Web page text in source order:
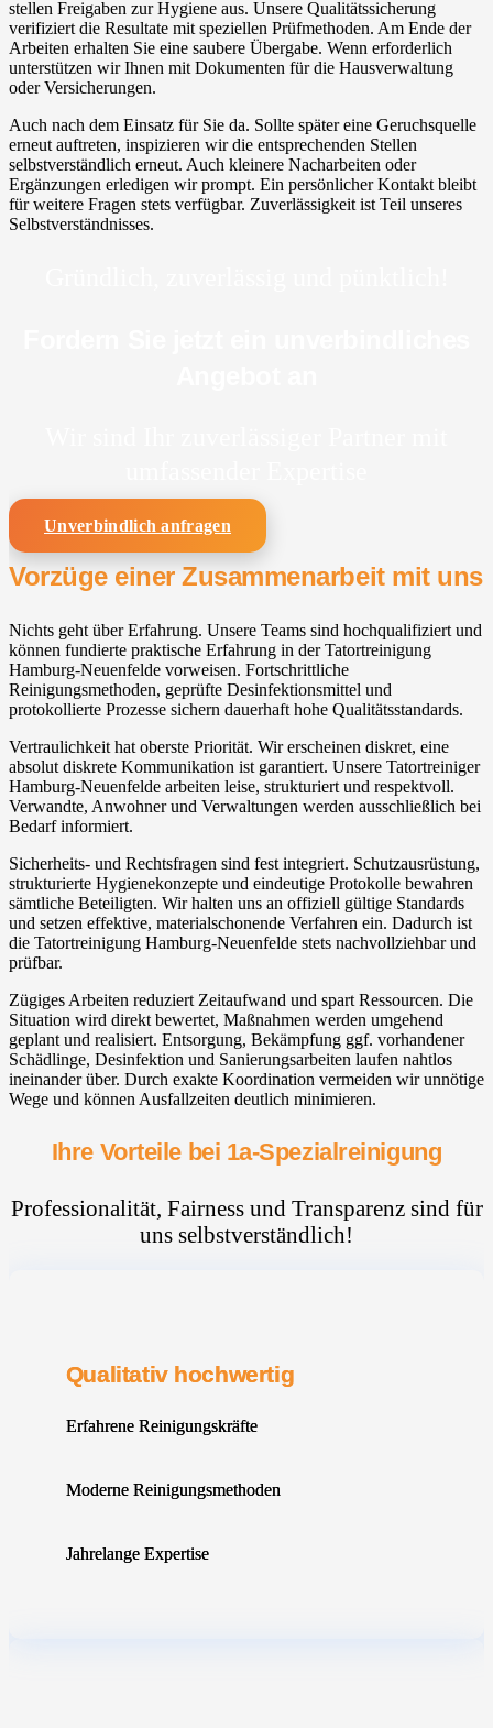
stellen Freigaben zur Hygiene aus. Unsere Qualitätssicherung
verifiziert die Resultate mit speziellen Prüfmethoden. Am Ende der
Arbeiten erhalten Sie eine saubere Übergabe. Wenn erforderlich
unterstützen wir Ihnen mit Dokumenten für die Hausverwaltung
oder Versicherungen.
Auch nach dem Einsatz für Sie da. Sollte später eine Geruchsquelle
erneut auftreten, inspizieren wir die entsprechenden Stellen
selbstverständlich erneut. Auch kleinere Nacharbeiten oder
Ergänzungen erledigen wir prompt. Ein persönlicher Kontakt bleibt
für weitere Fragen stets verfügbar. Zuverlässigkeit ist Teil unseres
Selbstverständnisses.
Unverbindlich anfragen
Vorzüge einer Zusammenarbeit mit uns
Nichts geht über Erfahrung. Unsere Teams sind hochqualifiziert und
können fundierte praktische Erfahrung in der Tatortreinigung
Hamburg-Neuenfelde vorweisen. Fortschrittliche
Reinigungsmethoden, geprüfte Desinfektionsmittel und
protokollierte Prozesse sichern dauerhaft hohe Qualitätsstandards.
Vertraulichkeit hat oberste Priorität. Wir erscheinen diskret, eine
absolut diskrete Kommunikation ist garantiert. Unsere Tatortreiniger
Hamburg-Neuenfelde arbeiten leise, strukturiert und respektvoll.
Verwandte, Anwohner und Verwaltungen werden ausschließlich bei
Bedarf informiert.
Sicherheits- und Rechtsfragen sind fest integriert. Schutzausrüstung,
strukturierte Hygienekonzepte und eindeutige Protokolle bewahren
sämtliche Beteiligten. Wir halten uns an offiziell gültige Standards
und setzen effektive, materialschonende Verfahren ein. Dadurch ist
die Tatortreinigung Hamburg-Neuenfelde stets nachvollziehbar und
prüfbar.
Zügiges Arbeiten reduziert Zeitaufwand und spart Ressourcen. Die
Situation wird direkt bewertet, Maßnahmen werden umgehend
geplant und realisiert. Entsorgung, Bekämpfung ggf. vorhandener
Schädlinge, Desinfektion und Sanierungsarbeiten laufen nahtlos
ineinander über. Durch exakte Koordination vermeiden wir unnötige
Wege und können Ausfallzeiten deutlich minimieren.
Ihre Vorteile bei 1a-Spezialreinigung
Professionalität, Fairness und Transparenz sind für
uns selbstverständlich!
Qualitativ hochwertig
Erfahrene Reinigungskräfte
Moderne Reinigungsmethoden
Jahrelange Expertise